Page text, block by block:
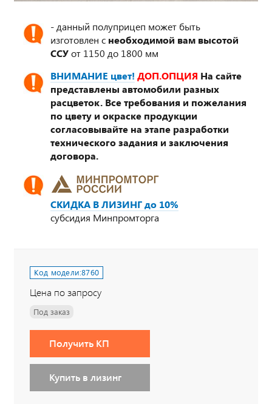
- данный полуприцеп может быть
изготовлен с необходимой вам высотой
ССУот 1150 до 1800 мм
ВНИМАНИЕ цвет! ДОП.ОПЦИЯ На сайте
представлены автомобили разных
расцветок. Все требования и пожелания
по цвету и окраске продукции
согласовывайте на этапе разработки
технического задания и заключения
договора.
СКИДКА В ЛИЗИНГ до 10%
субсидия Минпромторга
Код модели:8760
Цена по запросу
Под заказ
Получить КП
Купить в лизинг